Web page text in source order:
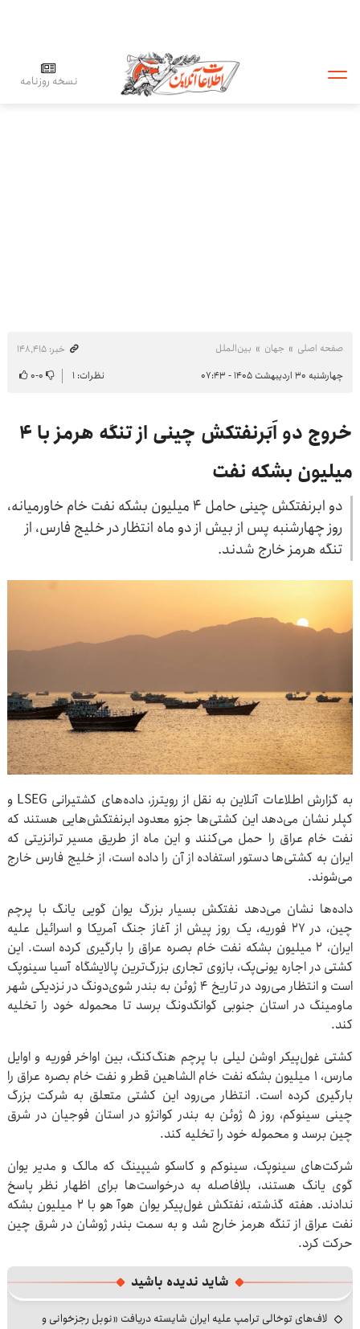
نسخه روزنامه
صفحه اصلی جهان بین‌الملل
خبر: ۱۴۸٬۴۱۵
چهارشنبه ۳۰ اردیبهشت ۱۴۰۵ - ۰۷:۴۳
نظرات: ۱ ۰-۰
خروج دو اَبَرنفتکش چینی از تنگه هرمز با ۴
میلیون بشکه نفت
دو ابرنفتکش چینی حامل ۴ میلیون بشکه نفت خام خاورمیانه،
روز چهارشنبه پس از بیش از دو ماه انتظار در خلیج فارس، از
تنگه هرمز خارج شدند.
به گزارش اطلاعات آنلاین به نقل از رویترز، داده‌های کشتیرانی LSEG و
کپلر نشان می‌دهد این کشتی‌ها جزو معدود ابرنفتکش‌هایی هستند که
نفت خام عراق را حمل می‌کنند و این ماه از طریق مسیر ترانزیتی که
ایران به کشتی‌ها دستور استفاده از آن را داده است، از خلیج فارس خارج
می‌شوند.
داده‌ها نشان می‌دهد نفتکش بسیار بزرگ یوان گویی یانگ با پرچم
چین، در ۲۷ فوریه، یک روز پیش از آغاز جنگ آمریکا و اسرائیل علیه
ایران، ۲ میلیون بشکه نفت خام بصره عراق را بارگیری کرده است. این
کشتی در اجاره یونی‌پک، بازوی تجاری بزرگ‌ترین پالایشگاه آسیا سینوپک
است و انتظار می‌رود در تاریخ ۴ ژوئن به بندر شوی‌دونگ در نزدیکی شهر
ماومینگ در استان جنوبی گوانگدونگ برسد تا محموله خود را تخلیه
کند.
کشتی غول‌پیکر اوشن لیلی با پرچم هنگ‌کنگ، بین اواخر فوریه و اوایل
مارس، ۱ میلیون بشکه نفت خام الشاهین قطر و نفت خام بصره عراق را
بارگیری کرده است. انتظار می‌رود این کشتی متعلق به شرکت بزرگ
چینی سینوکم، روز ۵ ژوئن به بندر کوانژو در استان فوجیان در شرق
چین برسد و محموله خود را تخلیه کند.
شرکت‌های سینوپک، سینوکم و کاسکو شیپینگ که مالک و مدیر یوان
گوی یانگ هستند، بلافاصله به درخواست‌ها برای اظهار نظر پاسخ
ندادند. هفته گذشته، نفتکش غول‌پیکر یوان هوآ هو با ۲ میلیون بشکه
نفت عراق از تنگه هرمز خارج شد و به سمت بندر ژوشان در شرق چین
حرکت کرد.
شاید ندیده باشید
لاف‌های توخالی ترامپ علیه ایران شایسته دریافت «نوبل رجزخوانی و